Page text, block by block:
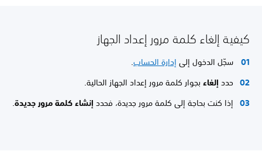
كيفية إلغاء كلمة مرور إعداد الجهاز
سجّل الدخول إلى إدارة الحساب
حدد إلغاء بجوار كلمة مرور إعداد الجهاز الحالية.
إذا كنت بحاجة إلى كلمة مرور جديدة، فحدد إنشاء كلمة مرور جديدة